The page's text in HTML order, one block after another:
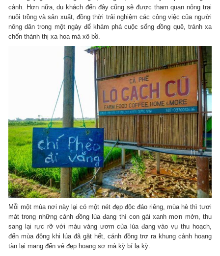
cảnh. Hơn nữa, du khách đến đây cũng sẽ được tham quan nông trại
nuôi trồng và sản xuất, đồng thời trải nghiệm các công việc của người
nông dân trong một ngày để khám phá cuộc sống đồng quê, tránh xa
chốn thành thị xa hoa mà xô bồ.
Mỗi một mùa nơi này lại có một nét đẹp độc đáo riêng, mùa hè thì tươi
mát trong những cánh đồng lúa đang thì con gái xanh mơn mởn, thu
sang lại rực rỡ với màu vàng ươm của lúa đang vào vụ thu hoạch,
đến mùa đông khi lúa đã gặt hết, cánh đồng trơ ra khung cảnh hoang
tàn lại mang đến vẻ đẹp hoang sơ mà kỳ bí lạ kỳ.